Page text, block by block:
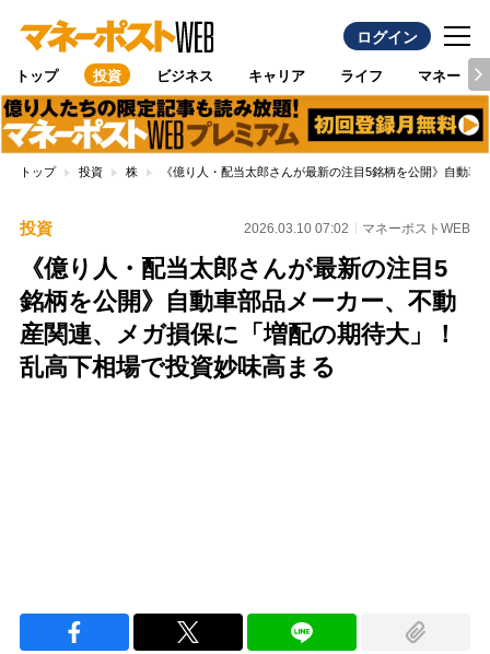
ログイン
トップ 投資 ビジネス キャリア ライフ マネー
トップ 投資 株 《億り人・配当太郎さんが最新の注目5銘柄を公開》自動
投資 2026.03.10 07:02 マネーポストWEB
《億り人・配当太郎さんが最新の注目5
銘柄を公開》自動車部品メーカー、不動
産関連、メガ損保に「増配の期待大」！
乱高下相場で投資妙味高まる